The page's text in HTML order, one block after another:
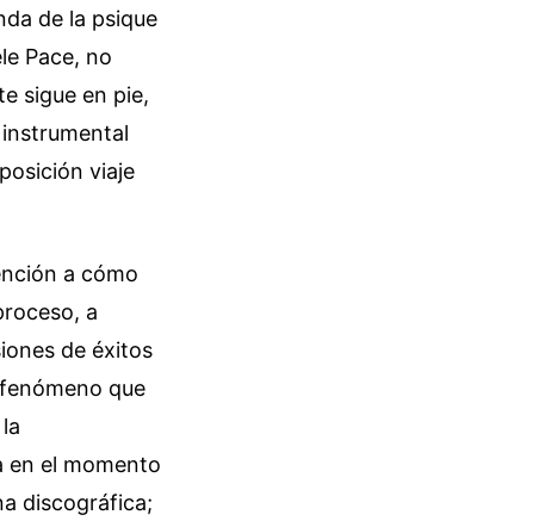
de la psique
Pace, no
sigue en pie,
viaje
a cómo
a
de éxitos
que
en el momento
discográfica;